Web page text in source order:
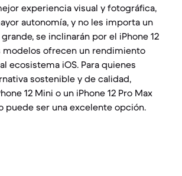
experiencia visual y fotográfica,
autonomía, y no les importa un
se inclinarán por el iPhone 12
modelos ofrecen un rendimiento
ecosistema iOS. Para quienes
sostenible y de calidad,
12 Mini o un iPhone 12 Pro Max
puede ser una excelente opción.